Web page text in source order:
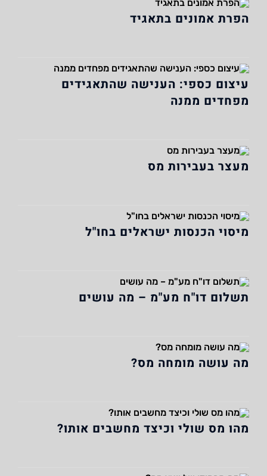
הפרת אמונים בתאגיד
עיצום כספי: הענישה שהתאגידים
מפחדים ממנה
מעצר בעבירות מס
מיסוי הכנסות ישראלים בחו"ל
תשלום דו"ח מע"מ – מה עושים
מה עושה מומחה מס?
מהו מס שולי וכיצד מחשבים אותו?